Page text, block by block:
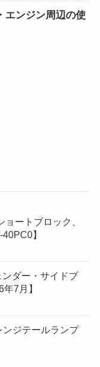
エンジン周辺の使
ートブロック、
】
ダー・サイドブ
7月】
ジテールランプ